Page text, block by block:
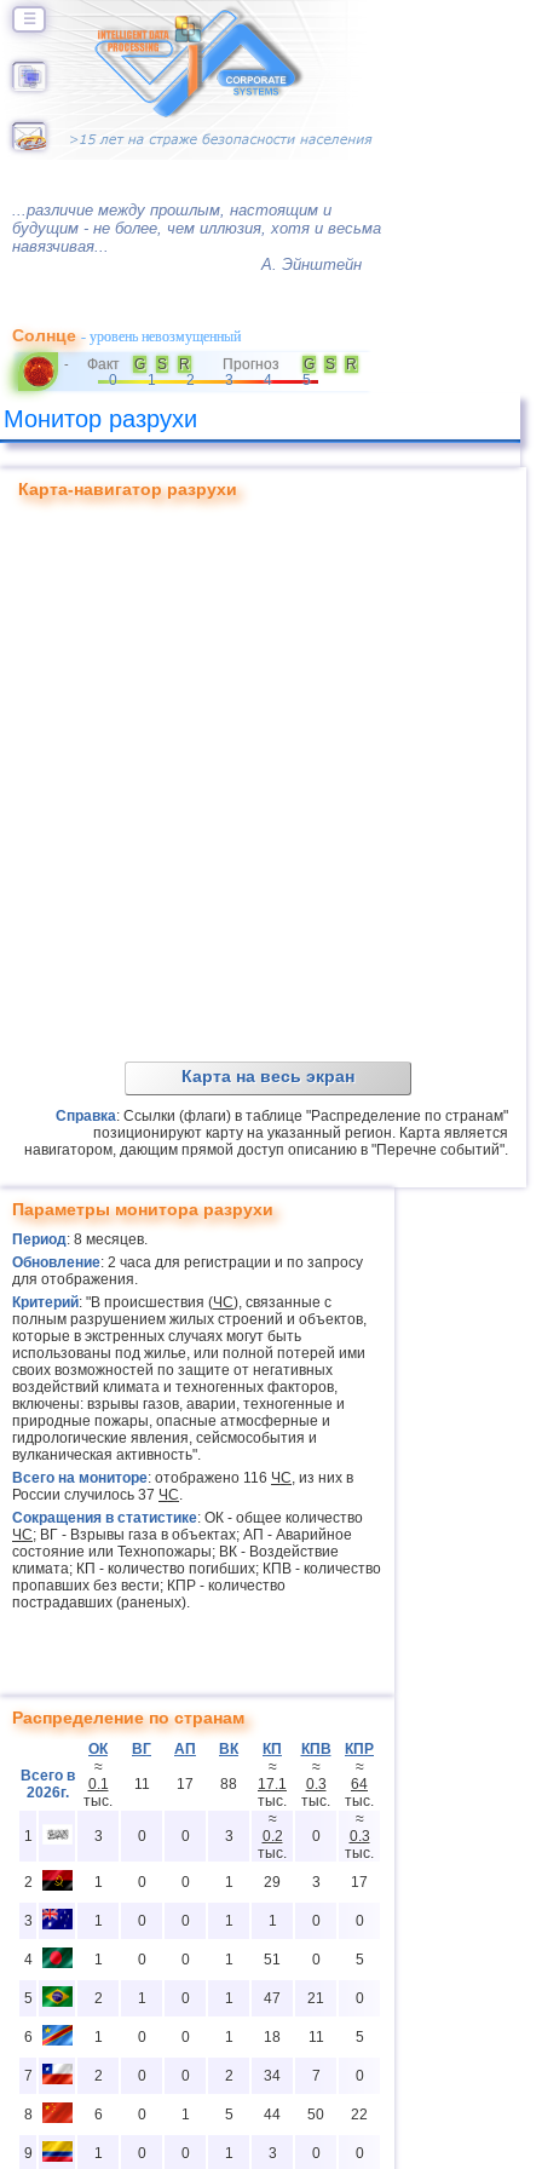
☰
...различие между прошлым, настоящим и
будущим - не более, чем иллюзия, хотя и весьма
навязчивая...
А. Эйнштейн
Солнце- уровень невозмущенный
- Факт G S R Прогноз G S
R
0
1 2 3 4 5
Монитор разрухи
Карта-навигатор разрухи
Карта на весь экран
Справка: Ссылки (флаги) в таблице "Распределение по странам"
позиционируют карту на указанный регион. Карта является
навигатором, дающим прямой доступ описанию в "Перечне событий".
Параметры монитора разрухи
Период: 8 месяцев.
Обновление: 2 часа для регистрации и по запросу
для отображения.
Критерий: "В происшествия (ЧС), связанные с
полным разрушением жилых строений и объектов,
которые в экстренных случаях могут быть
использованы под жилье, или полной потерей ими
своих возможностей по защите от негативных
воздействий климата и техногенных факторов,
включены: взрывы газов, аварии, техногенные и
природные пожары, опасные атмосферные и
гидрологические явления, сейсмособытия и
вулканическая активность".
Всего на мониторе: отображено 116 ЧС, из них в
России случилось 37 ЧС.
Сокращения в статистике: ОК - общее количество
ЧС; ВГ - Взрывы газа в объектах; АП - Аварийное
состояние или Технопожары; ВК - Воздействие
климата; КП - количество погибших; КПВ - количество
пропавших без вести; КПР - количество
пострадавших (раненых).
Распределение по странам
ОК ВГ АП ВК КП КПВ
КПР
Всего в
2026г.
≈
0.1
тыс.
11 17 88
≈
17.1
тыс.
≈
0.3
тыс.
≈
64
тыс.
1 3 0 0 3
≈
0.2
тыс.
0
≈
0.3
тыс.
2
1 0 0 1 29 3 17
3 1 0 0 1 1 0 0
4 1 0 0 1 51 0 5
5 2 1 0 1 47 21 0
6 1 0 0 1 18 11 5
7 2 0 0 2 34 7 0
8 6 0 1 5 44 50 22
9 1 0 0 1 3 0 0